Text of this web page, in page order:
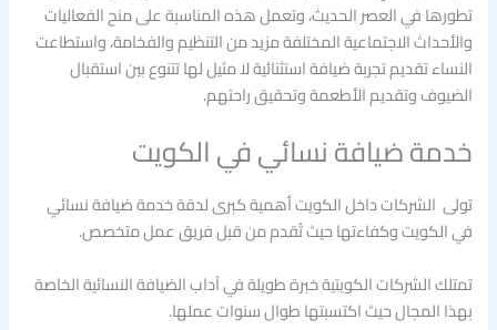
تطورها في العصر الحديث، وتعمل هذه المناسبة على منح الفعاليات
والأحداث الاجتماعية المختلفة مزيد من التنظيم والفخامة، واستطاعت
النساء تقديم تجربة ضيافة استثنائية لا مثيل لها تتنوع بين استقبال
الضيوف وتقديم الأطعمة وتحقيق راحتهم.
خدمة ضيافة نسائي في الكويت
تولى الشركات داخل الكويت أهمية كبرى لدقة خدمة ضيافة نسائي
في الكويت وكفاءتها حيث تُقدم من قبل فريق عمل متخصص.
تمتلك الشركات الكويتية خبرة طويلة في آداب الضيافة النسائية الخاصة
بهذا المجال حيث اكتسبتها طوال سنوات عملها.